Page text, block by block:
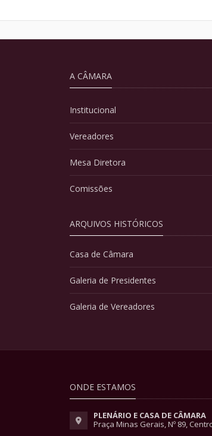
A CÂMARA
Institucional
Vereadores
Mesa Diretora
Comissões
ARQUIVOS HISTÓRICOS
Casa de Câmara
Galeria de Presidentes
Galeria de Vereadores
ONDE ESTAMOS
PLENÁRIO E CASA DE CÂMARA
Praça Minas Gerais, Nº 89,